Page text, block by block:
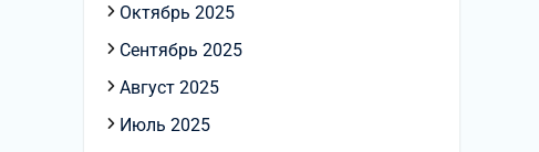
Октябрь 2025
Сентябрь 2025
Август 2025
Июль 2025